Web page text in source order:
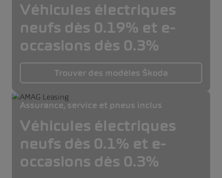
Véhicules électriques
neufs dès 0.19% et e-
occasions dès 0.3%
Trouver des modèles Škoda
Assurance, service et pneus inclus
Véhicules électriques
neufs dès 0.1% et e-
occasions dès 0.3%